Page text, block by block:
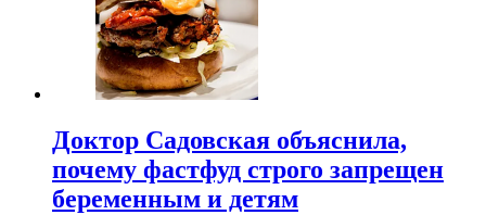
Доктор Садовская объяснила,
почему фастфуд строго запрещен
беременным и детям